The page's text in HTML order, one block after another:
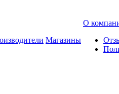
Магазины
О